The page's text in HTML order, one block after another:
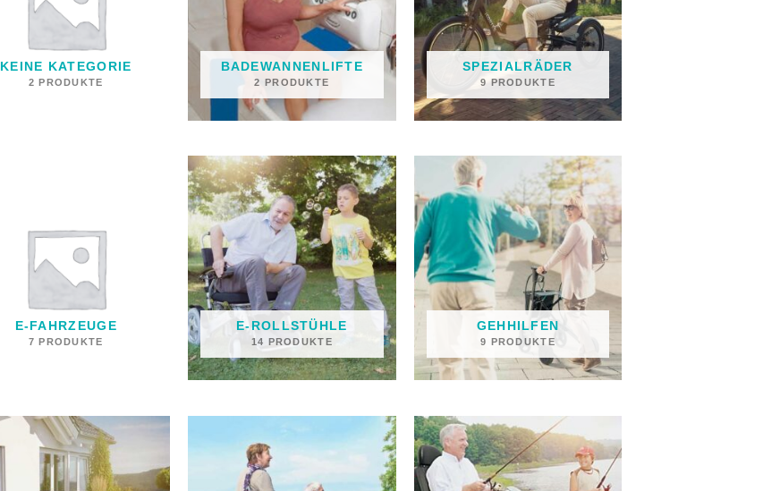
KEINE KATEGORIE
2 PRODUKTE
BADEWANNENLIFTE
2 PRODUKTE
SPEZIALRÄDER
9 PRODUKTE
E-FAHRZEUGE
7 PRODUKTE
E-ROLLSTÜHLE
14 PRODUKTE
GEHHILFEN
9 PRODUKTE